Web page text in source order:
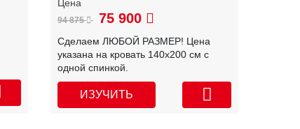
94 875 75 900
Сделаем ЛЮБОЙ РАЗМЕР! Цена
указана на кровать 140х200 см с
одной спинкой.
ИЗУЧИТЬ